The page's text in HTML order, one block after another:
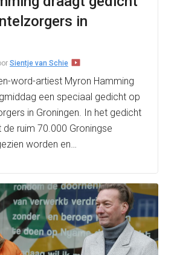
in
Sientje van Schie
word-artiest Myron Hamming
een speciaal gedicht op
in Groningen. In het gedicht
de ruim 70.000 Groningse
worden en…